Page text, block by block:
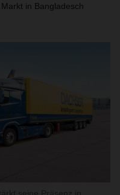
in Bangladesch